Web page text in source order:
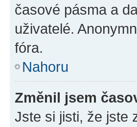
časové pásma a
uživatelé.
fóra.
Nahoru
Změnil jsem
Jste si jisti, že jste